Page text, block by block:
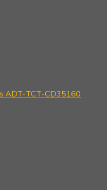
ADT-TCT-CD35160